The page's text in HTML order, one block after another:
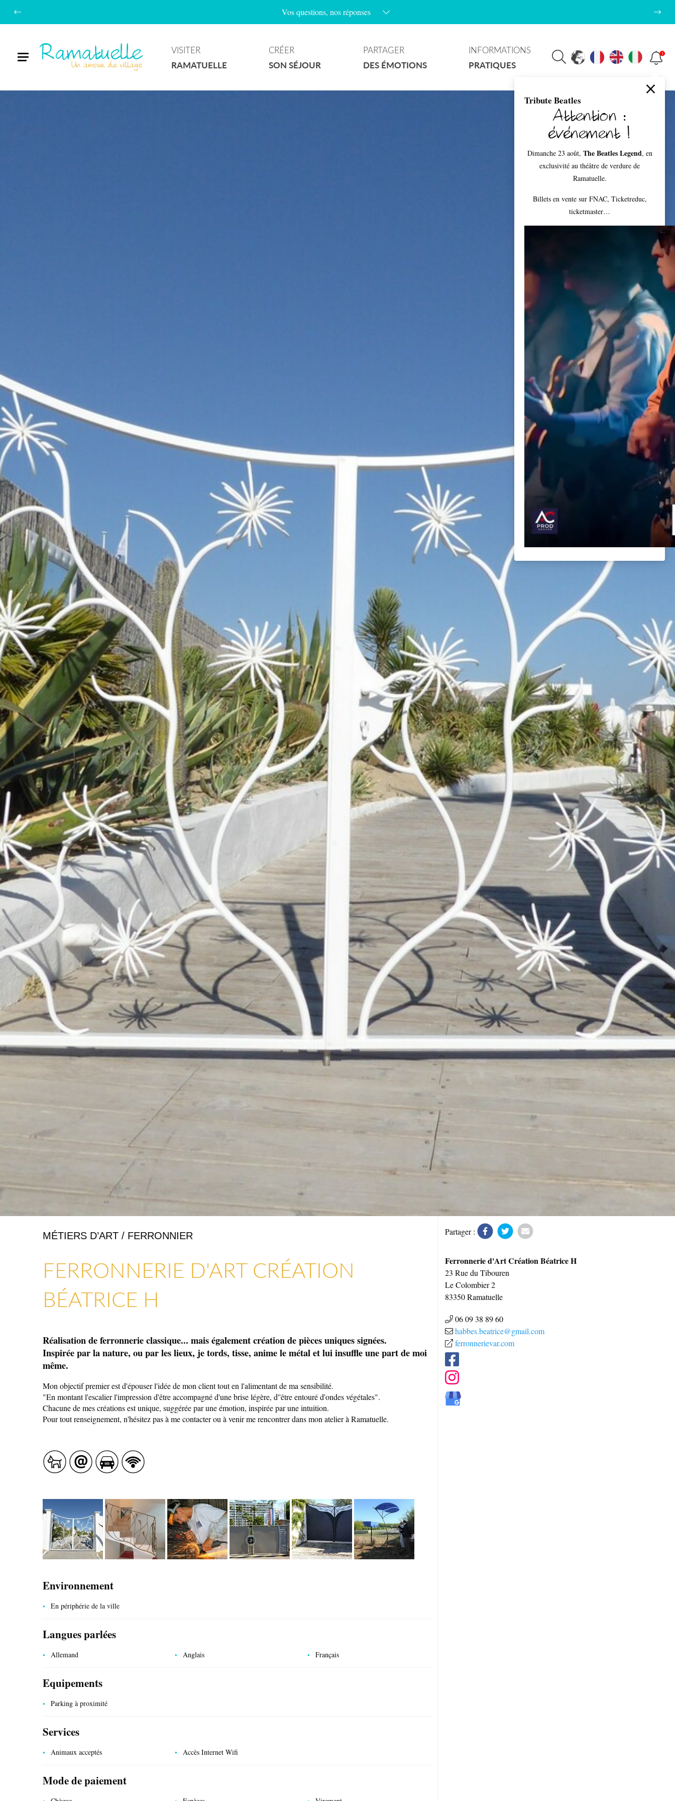
BACK
CÔTÉ MER
CÔTÉ NATURE
VOTRE OFFICE DE TOURISME
ANIMATIONS
AIR DE DÉTENTE
BROCHURES TOURISTIQUES
FORMULAIRE DE CONTACT
VOS QUESTIONS, NOS RÉPONSES
DÉVELOPPEMENT DURABLE
SERVICES PUBLICS
Vos questions, nos réponses
Les chiens sont-ils admis sur les plages ?
Y’a t’il des plages naturistes à Ramatuelle ?
MenuRamatuelle
Un amour de village
VISITER
RAMATUELLE
CRÉER
SON SÉJOUR
PARTAGER
DES ÉMOTIONS
INFORMATIONS
PRATIQUES
1
Tribute Beatles
Attention :
événement !
Dimanche 23 août, The Beatles Legend, en
exclusivité au théâtre de verdure de
Ramatuelle.
Billets en vente sur FNAC, Ticketreduc,
ticketmaster…
MÉTIERS D’ART / FERRONNIER
FERRONNERIE D'ART CRÉATION
BÉATRICE H
Réalisation de ferronnerie classique... mais également création de pièces uniques signées.
Inspirée par la nature, ou par les lieux, je tords, tisse, anime le métal et lui insuffle une part de moi
même.
Mon objectif premier est d'épouser l'idée de mon client tout en l'alimentant de ma sensibilité.
"En montant l'escalier l'impression d'être accompagné d'une brise légère, d''être entouré d'ondes végétales".
Chacune de mes créations est unique, suggérée par une émotion, inspirée par une intuition.
Pour tout renseignement, n'hésitez pas à me contacter ou à venir me rencontrer dans mon atelier à Ramatuelle.
Environnement
En périphérie de la ville
Langues parlées
Allemand Anglais Français
Equipements
Parking à proximité
Services
Animaux acceptés Accès Internet Wifi
Mode de paiement
Partager :
Ferronnerie d'Art Création Béatrice H
23 Rue du Tibouren
Le Colombier 2
83350 Ramatuelle
06 09 38 89 60
habbes.beatrice@gmail.com
ferronnerievar.com